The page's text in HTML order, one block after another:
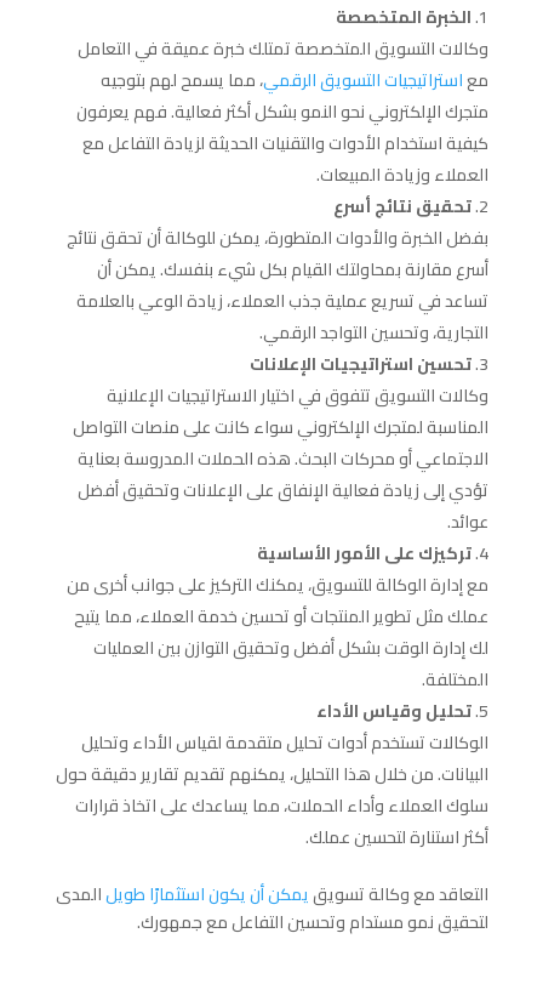
الخبرة المتخصصة
وكالات التسويق المتخصصة تمتلك خبرة عميقة في التعامل
معاستراتيجيات التسويق الرقمي، مما يسمح لهم بتوجيه
متجرك الإلكتروني نحو النمو بشكل أكثر فعالية. فهم يعرفون
كيفية استخدام الأدوات والتقنيات الحديثة لزيادة التفاعل مع
العملاء وزيادة المبيعات.
تحقيق نتائج أسرع
بفضل الخبرة والأدوات المتطورة، يمكن للوكالة أن تحقق نتائج
أسرع مقارنة بمحاولتك القيام بكل شيء بنفسك. يمكن أن
تساعد في تسريع عملية جذب العملاء، زيادة الوعي بالعلامة
التجارية، وتحسين التواجد الرقمي.
تحسين استراتيجيات الإعلانات
وكالات التسويق تتفوق في اختيار الاستراتيجيات الإعلانية
المناسبة لمتجرك الإلكتروني سواء كانت على منصات التواصل
الاجتماعي أو محركات البحث. هذه الحملات المدروسة بعناية
تؤدي إلى زيادة فعالية الإنفاق على الإعلانات وتحقيق أفضل
عوائد.
تركيزك على الأمور الأساسية
مع إدارة الوكالة للتسويق، يمكنك التركيز على جوانب أخرى من
عملك مثل تطوير المنتجات أو تحسين خدمة العملاء، مما يتيح
لك إدارة الوقت بشكل أفضل وتحقيق التوازن بين العمليات
المختلفة.
تحليل وقياس الأداء
الوكالات تستخدم أدوات تحليل متقدمة لقياس الأداء وتحليل
البيانات. من خلال هذا التحليل، يمكنهم تقديم تقارير دقيقة حول
سلوك العملاء وأداء الحملات، مما يساعدك على اتخاذ قرارات
أكثر استنارة لتحسين عملك.
التعاقد مع وكالة تسويقيمكن أن يكون استثمارًا طويلالمدى
لتحقيق نمو مستدام وتحسين التفاعل مع جمهورك.